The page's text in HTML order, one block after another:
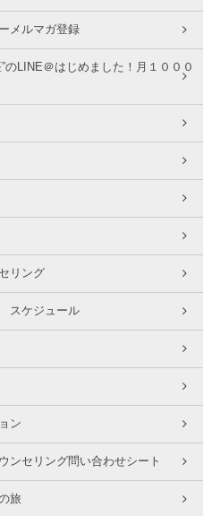
メルマガ登録
のLINE＠はじめました！月１０００
リング
スケジュール
ン
セリング問い合わせシート
旅